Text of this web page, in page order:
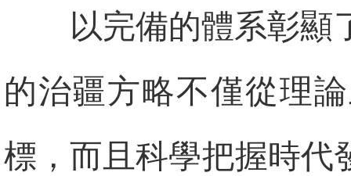
以完備的體系彰顯
的治疆方略不僅從理
標，而且科學把握時代